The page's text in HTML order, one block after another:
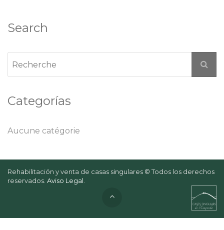
Search
Categorías
Aucune catégorie
Rehabilitación y venta de casas singulares © Todos los derechos
reservados. Aviso Legal